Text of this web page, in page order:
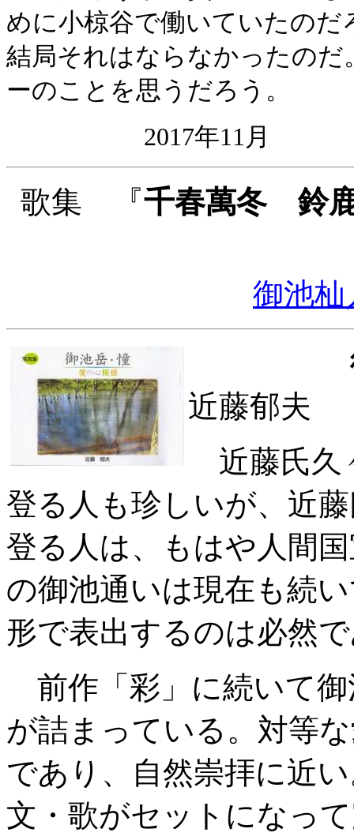
めに小椋谷で働いていたの
結局それはならなかったの
ーのことを思うだろう。
2017年11月
歌集 『千春萬冬 鈴
御池杣
近藤
近藤氏久
登る人も珍しいが、近
登る人は、もはや人間
の御池通いは現在も続
形で表出するのは必然
前作「彩」に続いて
が詰まっている。対等
であり、自然崇拝に近
文・歌がセットになっ